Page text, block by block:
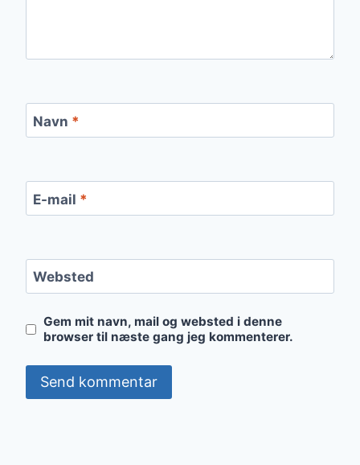
Navn *
E-mail *
Websted
Gem mit navn, mail og websted i denne
browser til næste gang jeg kommenterer.